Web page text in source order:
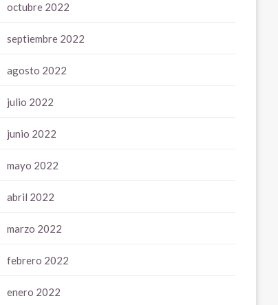
octubre 2022
septiembre 2022
agosto 2022
julio 2022
junio 2022
mayo 2022
abril 2022
marzo 2022
febrero 2022
enero 2022